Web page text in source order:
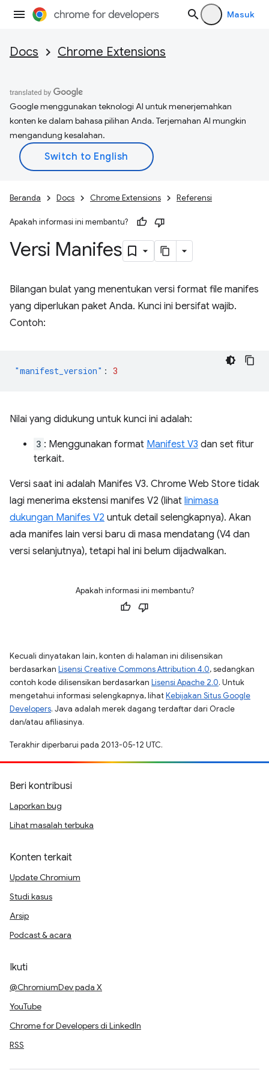
Masuk
Docs Chrome Extensions
Google menggunakan teknologi AI untuk menerjemahkan
konten ke dalam bahasa pilihan Anda. Terjemahan AI mungkin
mengandung kesalahan.
Beranda Docs Chrome Extensions Referensi
Apakah informasi ini membantu?
Versi Manifes
Bilangan bulat yang menentukan versi format file manifes
yang diperlukan paket Anda. Kunci ini bersifat wajib.
Contoh:
"manifest_version" : 3
Nilai yang didukung untuk kunci ini adalah:
3 : Menggunakan format Manifest V3 dan set fitur
terkait.
Versi saat ini adalah Manifes V3. Chrome Web Store tidak
lagi menerima ekstensi manifes V2 (lihat linimasa
dukungan Manifes V2 untuk detail selengkapnya). Akan
ada manifes lain versi baru di masa mendatang (V4 dan
versi selanjutnya), tetapi hal ini belum dijadwalkan.
Apakah informasi ini membantu?
Kecuali dinyatakan lain, konten di halaman ini dilisensikan
berdasarkan Lisensi Creative Commons Attribution 4.0, sedangkan
contoh kode dilisensikan berdasarkan Lisensi Apache 2.0. Untuk
mengetahui informasi selengkapnya, lihatKebijakan Situs Google
Developers. Java adalah merek dagang terdaftar dari Oracle
dan/atau afiliasinya.
Terakhir diperbarui pada 2013-05-12 UTC.
Beri kontribusi
Laporkan bug
Lihat masalah terbuka
Konten terkait
Update Chromium
Studi kasus
Arsip
Podcast & acara
Ikuti
@ChromiumDev pada X
YouTube
Chrome for Developers di LinkedIn
RSS